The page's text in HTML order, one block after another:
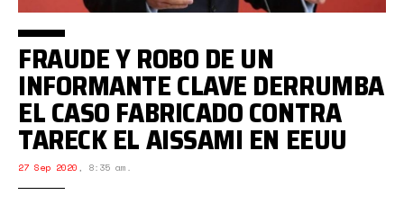
FRAUDE Y ROBO DE UN
INFORMANTE CLAVE DERRUMBA
EL CASO FABRICADO CONTRA
TARECK EL AISSAMI EN EEUU
27 Sep 2020 , 8:35 am.